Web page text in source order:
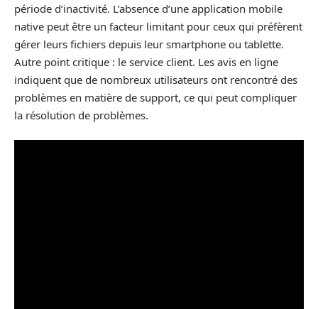
période d’inactivité. L’absence d’une application mobile
native peut être un facteur limitant pour ceux qui préfèrent
gérer leurs fichiers depuis leur smartphone ou tablette.
Autre point critique : le service client. Les avis en ligne
indiquent que de nombreux utilisateurs ont rencontré des
problèmes en matière de support, ce qui peut compliquer
la résolution de problèmes.